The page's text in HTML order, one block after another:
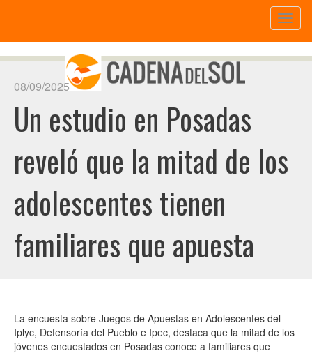
08/09/2025
Un estudio en Posadas
reveló que la mitad de los
adolescentes tienen
familiares que apuesta
La encuesta sobre Juegos de Apuestas en Adolescentes del
Iplyc, Defensoría del Pueblo e Ipec, destaca que la mitad de los
jóvenes encuestados en Posadas conoce a familiares que